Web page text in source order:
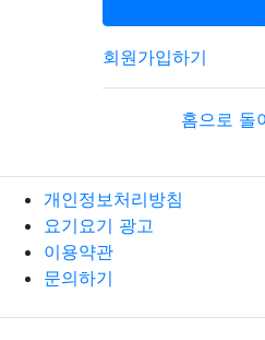
회원가입하기
홈으로 돌
개인정보처리방침
요기요기 광고
이용약관
문의하기